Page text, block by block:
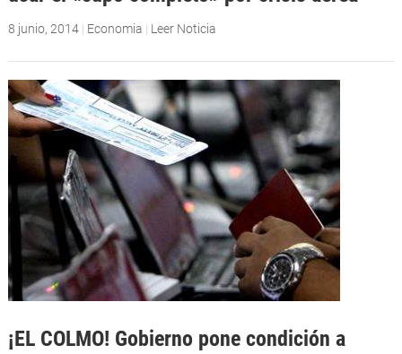
8 junio, 2014| Economia | Leer Noticia
¡EL COLMO! Gobierno pone condición a